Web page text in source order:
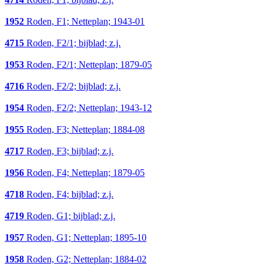
1952 Roden, F1; Netteplan; 1943-01
4715 Roden, F2/1; bijblad; z.j.
1953 Roden, F2/1; Netteplan; 1879-05
4716 Roden, F2/2; bijblad; z.j.
1954 Roden, F2/2; Netteplan; 1943-12
1955 Roden, F3; Netteplan; 1884-08
4717 Roden, F3; bijblad; z.j.
1956 Roden, F4; Netteplan; 1879-05
4718 Roden, F4; bijblad; z.j.
4719 Roden, G1; bijblad; z.j.
1957 Roden, G1; Netteplan; 1895-10
1958 Roden, G2; Netteplan; 1884-02